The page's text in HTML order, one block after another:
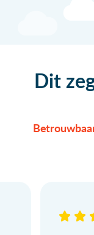
Dit